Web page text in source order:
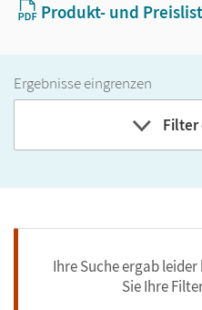
Produkt- und
Ergebnisse eingrenzen
Ihre Suche ergab
Sie Ihre